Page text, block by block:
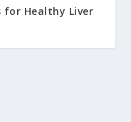
for Healthy Liver